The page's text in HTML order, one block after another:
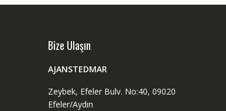
Bize Ulaşın
AJANSTEDMAR
Zeybek, Efeler Bulv. No:40, 09020
Efeler/Aydın